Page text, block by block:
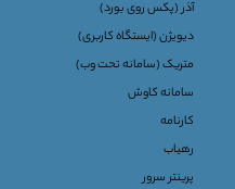
آذر (پکس روی بورد)
دیویژن (ایستگاه کاربری)
متریک (سامانه تحت وب)
سامانه کاوش
کارنامه
رهیاب
پرینتر سرور